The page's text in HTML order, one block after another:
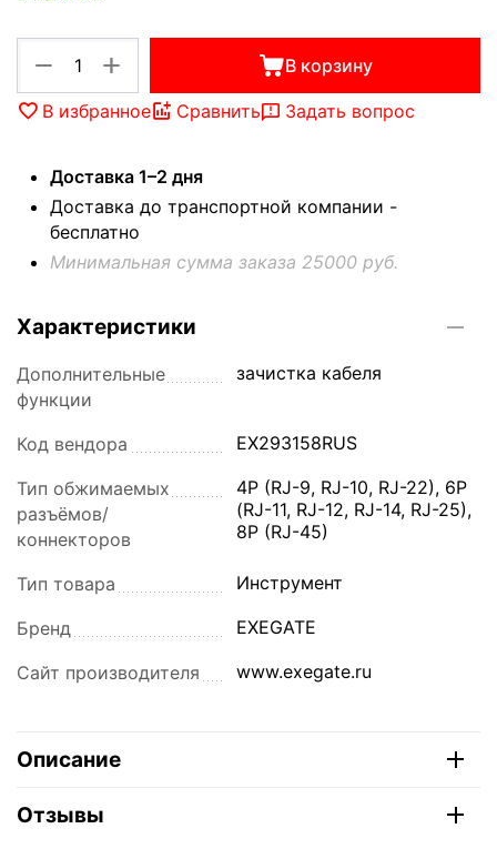
+
− В корзину
В избранное Сравнить Задать вопрос
Доставка 1–2 дня
Доставка до транспортной компании -
бесплатно
Минимальная сумма заказа 25000 руб.
Характеристики
Дополнительные
функции
зачистка кабеля
Код вендора EX293158RUS
Тип обжимаемых
разъёмов/
коннекторов
4P (RJ-9, RJ-10, RJ-22), 6P
(RJ-11, RJ-12, RJ-14, RJ-25),
8P (RJ-45)
Тип товара Инструмент
Бренд EXEGATE
Сайт производителя www.exegate.ru
Описание
Отзывы